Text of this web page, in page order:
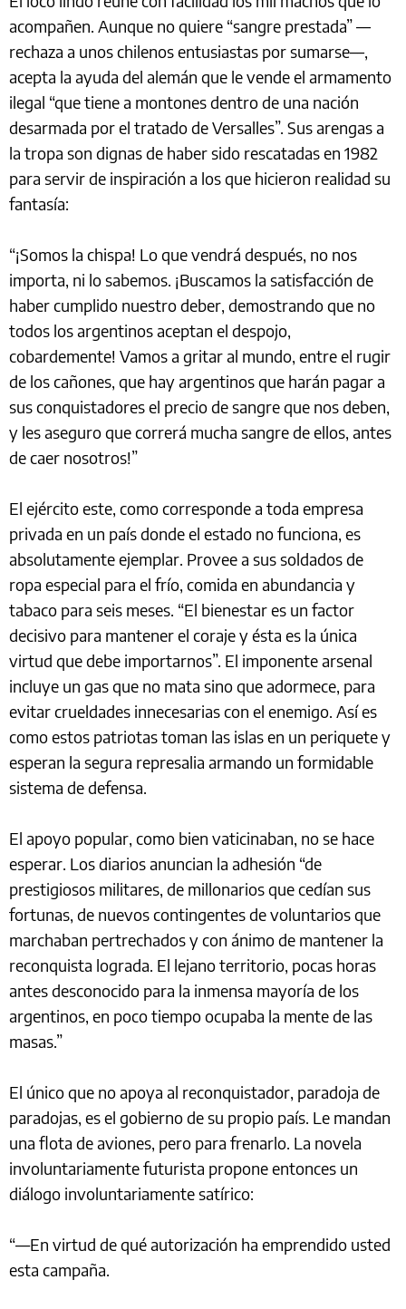
acompañen. Aunque no quiere “sangre prestada” ––
rechaza a unos chilenos entusiastas por sumarse––,
acepta la ayuda del alemán que le vende el armamento
ilegal “que tiene a montones dentro de una nación
desarmada por el tratado de Versalles”. Sus arengas a
la tropa son dignas de haber sido rescatadas en 1982
para servir de inspiración a los que hicieron realidad su
fantasía:
“¡Somos la chispa! Lo que vendrá después, no nos
importa, ni lo sabemos. ¡Buscamos la satisfacción de
haber cumplido nuestro deber, demostrando que no
todos los argentinos aceptan el despojo,
cobardemente! Vamos a gritar al mundo, entre el rugir
de los cañones, que hay argentinos que harán pagar a
sus conquistadores el precio de sangre que nos deben,
y les aseguro que correrá mucha sangre de ellos, antes
de caer nosotros!”
El ejército este, como corresponde a toda empresa
privada en un país donde el estado no funciona, es
absolutamente ejemplar. Provee a sus soldados de
ropa especial para el frío, comida en abundancia y
tabaco para seis meses. “El bienestar es un factor
decisivo para mantener el coraje y ésta es la única
virtud que debe importarnos”. El imponente arsenal
incluye un gas que no mata sino que adormece, para
evitar crueldades innecesarias con el enemigo. Así es
como estos patriotas toman las islas en un periquete y
esperan la segura represalia armando un formidable
sistema de defensa.
El apoyo popular, como bien vaticinaban, no se hace
esperar. Los diarios anuncian la adhesión “de
prestigiosos militares, de millonarios que cedían sus
fortunas, de nuevos contingentes de voluntarios que
marchaban pertrechados y con ánimo de mantener la
reconquista lograda. El lejano territorio, pocas horas
antes desconocido para la inmensa mayoría de los
argentinos, en poco tiempo ocupaba la mente de las
masas.”
El único que no apoya al reconquistador, paradoja de
paradojas, es el gobierno de su propio país. Le mandan
una flota de aviones, pero para frenarlo. La novela
involuntariamente futurista propone entonces un
diálogo involuntariamente satírico:
“—En virtud de qué autorización ha emprendido usted
esta campaña.